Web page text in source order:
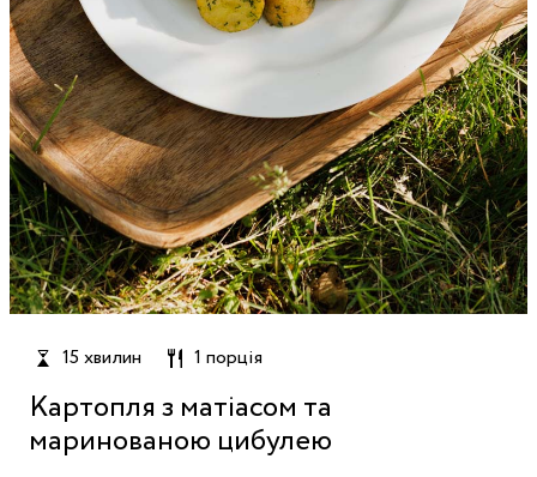
15 хвилин 1 порція
Картопля з матіасом та
маринованою цибулею